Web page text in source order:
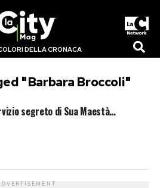
DELLA CRONACA
"Barbara Broccoli"
segreto di Sua Maestà…